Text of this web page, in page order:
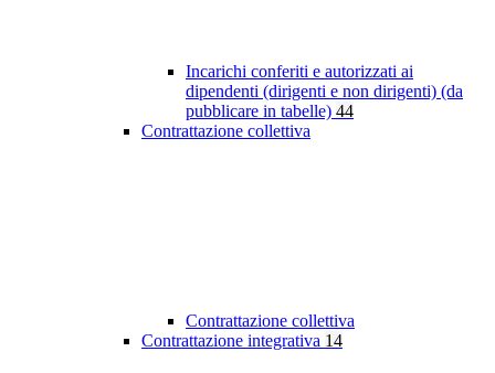
Incarichi conferiti e autorizzati ai
dipendenti (dirigenti e non dirigenti) (da
pubblicare in tabelle) 44
Contrattazione collettiva
Contrattazione collettiva
Contrattazione integrativa 14